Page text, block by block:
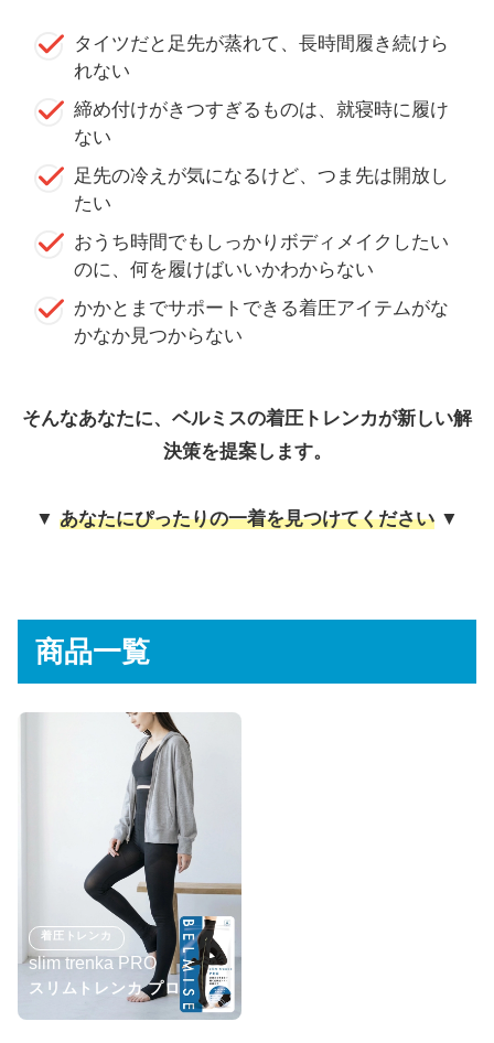
タイツだと足先が蒸れて、長時間履き続けら
れない
締め付けがきつすぎるものは、就寝時に履け
ない
足先の冷えが気になるけど、つま先は開放し
たい
おうち時間でもしっかりボディメイクしたい
のに、何を履けばいいかわからない
かかとまでサポートできる着圧アイテムがな
かなか見つからない
そんなあなたに、ベルミスの着圧トレンカが新しい解
決策を提案します。
▼ あなたにぴったりの一着を見つけてください ▼
商品一覧
着圧トレンカ
slim trenka PRO
スリムトレンカ プロ